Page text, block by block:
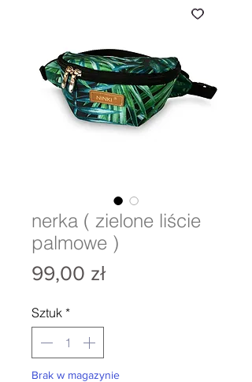
nerka ( zielone liście
palmowe )
99,00 złCena
Sztuk *
Brak w magazynie